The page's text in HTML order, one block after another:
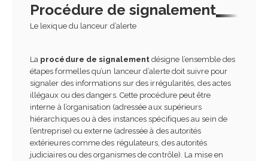
Procédure de signalement
Le lexique du lanceur d’alerte
La procédure de signalementdésigne l’ensemble des
étapes formelles qu’un lanceur d’alerte doit suivre pour
signaler des informations sur des irrégularités, des actes
illégaux ou des dangers. Cette procédure peut être
interne à l’organisation (adressée aux supérieurs
hiérarchiques ou à des instances spécifiques au sein de
l’entreprise) ou externe (adressée à des autorités
extérieures comme des régulateurs, des autorités
judiciaires ou des organismes de contrôle). La mise en